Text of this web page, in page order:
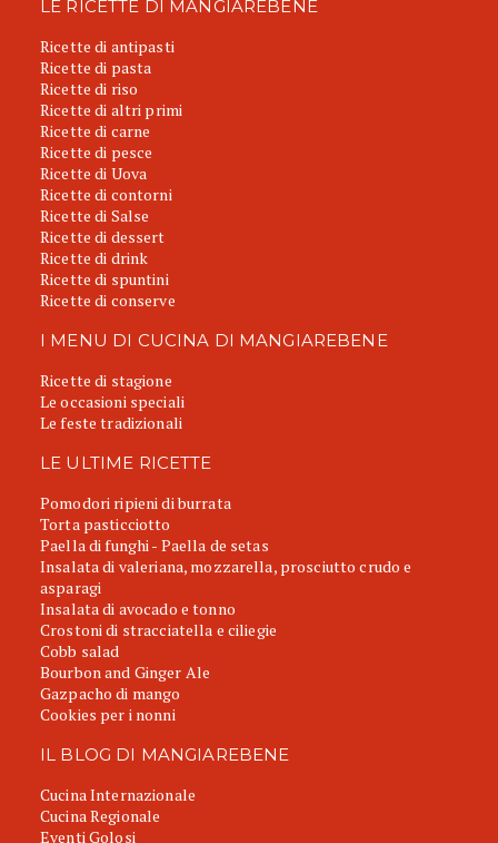
LE RICETTE DI MANGIAREBENE
Ricette di antipasti
Ricette di pasta
Ricette di riso
Ricette di altri primi
Ricette di carne
Ricette di pesce
Ricette di Uova
Ricette di contorni
Ricette di Salse
Ricette di dessert
Ricette di drink
Ricette di spuntini
Ricette di conserve
I MENU DI CUCINA DI MANGIAREBENE
Ricette di stagione
Le occasioni speciali
Le feste tradizionali
LE ULTIME RICETTE
Pomodori ripieni di burrata
Torta pasticciotto
Paella di funghi - Paella de setas
Insalata di valeriana, mozzarella, prosciutto crudo e
asparagi
Insalata di avocado e tonno
Crostoni di stracciatella e ciliegie
Cobb salad
Bourbon and Ginger Ale
Gazpacho di mango
Cookies per i nonni
IL BLOG DI MANGIAREBENE
Cucina Internazionale
Cucina Regionale
Eventi Golosi